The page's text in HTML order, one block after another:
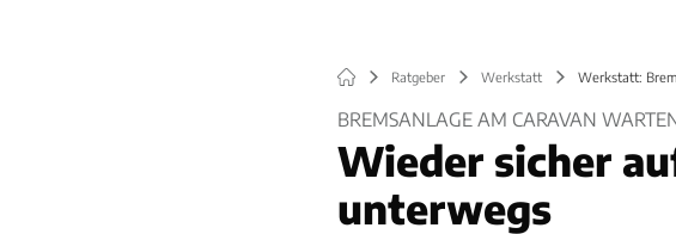
Ratgeber Werkstatt Werkstatt:
BREMSANLAGE AM CARAVAN
Wieder sicher
unterwegs